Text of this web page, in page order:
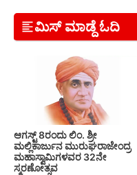
ಮಿಸ್ ಮಾಡ್ದೆ ಓದಿ
ಆಗಸ್ಟ್ 8ರಂದು ಲಿಂ. ಶ್ರೀ
ಮಲ್ಲಿಕಾರ್ಜುನ ಮುರುಘರಾಜೇಂದ್ರ
ಮಹಾಸ್ವಾಮಿಗಳವರ 32ನೇ
ಸ್ಮರಣೋತ್ಸವ